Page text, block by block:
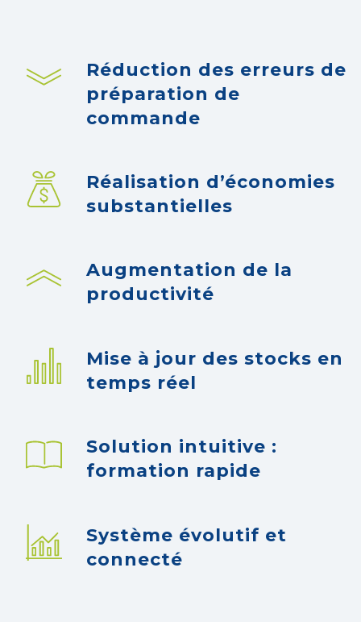
Réduction des erreurs de
préparation de
commande
Réalisation d’économies
substantielles
Augmentation de la
productivité
Mise à jour des stocks en
temps réel
Solution intuitive :
formation rapide
Système évolutif et
connecté